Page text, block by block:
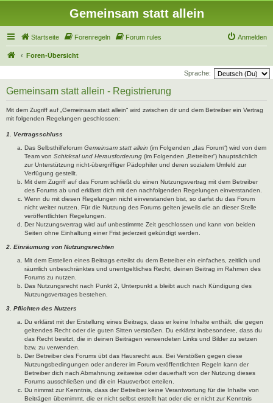
Gemeinsam statt allein
Startseite Forenregeln Forum rules Anmelden
Foren-Übersicht
Sprache:
Gemeinsam statt allein - Registrierung
Mit dem Zugriff auf „Gemeinsam statt allein“ wird zwischen dir und dem Betreiber ein Vertrag
mit folgenden Regelungen geschlossen:
1. Vertragsschluss
Das Selbsthilfeforum Gemeinsam statt allein (im Folgenden „das Forum“) wird von dem
Team von Schicksal und Herausforderung (im Folgenden „Betreiber“) hauptsächlich
zur Unterstützung nicht-übergriffiger Pädophiler und deren sozialem Umfeld zur
Verfügung gestellt.
Mit dem Zugriff auf das Forum schließt du einen Nutzungsvertrag mit dem Betreiber
des Forums ab und erklärst dich mit den nachfolgenden Regelungen einverstanden.
Wenn du mit diesen Regelungen nicht einverstanden bist, so darfst du das Forum
nicht weiter nutzen. Für die Nutzung des Forums gelten jeweils die an dieser Stelle
veröffentlichten Regelungen.
Der Nutzungsvertrag wird auf unbestimmte Zeit geschlossen und kann von beiden
Seiten ohne Einhaltung einer Frist jederzeit gekündigt werden.
2. Einräumung von Nutzungsrechten
Mit dem Erstellen eines Beitrags erteilst du dem Betreiber ein einfaches, zeitlich und
räumlich unbeschränktes und unentgeltliches Recht, deinen Beitrag im Rahmen des
Forums zu nutzen.
Das Nutzungsrecht nach Punkt 2, Unterpunkt a bleibt auch nach Kündigung des
Nutzungsvertrages bestehen.
3. Pflichten des Nutzers
Du erklärst mit der Erstellung eines Beitrags, dass er keine Inhalte enthält, die gegen
geltendes Recht oder die guten Sitten verstoßen. Du erklärst insbesondere, dass du
das Recht besitzt, die in deinen Beiträgen verwendeten Links und Bilder zu setzen
bzw. zu verwenden.
Der Betreiber des Forums übt das Hausrecht aus. Bei Verstößen gegen diese
Nutzungsbedingungen oder anderer im Forum veröffentlichten Regeln kann der
Betreiber dich nach Abmahnung zeitweise oder dauerhaft von der Nutzung dieses
Forums ausschließen und dir ein Hausverbot erteilen.
Du nimmst zur Kenntnis, dass der Betreiber keine Verantwortung für die Inhalte von
Beiträgen übernimmt, die er nicht selbst erstellt hat oder die er nicht zur Kenntnis